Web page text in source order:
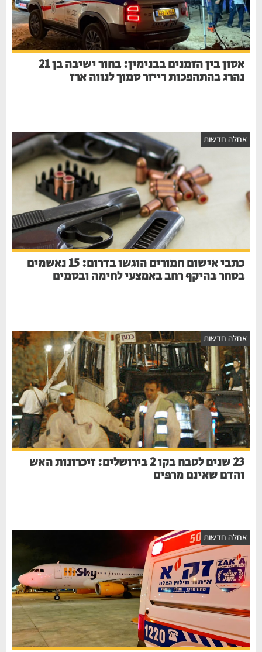
אסון בין הזמנים בבנימין: בחור ישיבה בן 21
נהרג בהתהפכות רייזר סמוך לנווה ארז
אחלה חדשות
כתבי אישום חמורים הוגשו בדרום: 15 נאשמים
בסחר בהיקף רחב באמצעי לחימה ובסמים
אחלה חדשות
23 שנים לטבח בקו 2 בירושלים: זיכרונות האש
והדם שאינם מרפים
אחלה חדשות